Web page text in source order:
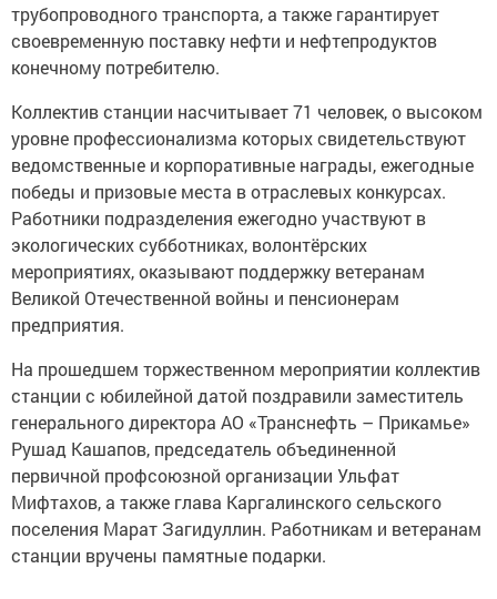
трубопроводного транспорта, а также гарантирует
своевременную поставку нефти и нефтепродуктов
конечному потребителю.
Коллектив станции насчитывает 71 человек, о высоком
уровне профессионализма которых свидетельствуют
ведомственные и корпоративные награды, ежегодные
победы и призовые места в отраслевых конкурсах.
Работники подразделения ежегодно участвуют в
экологических субботниках, волонтёрских
мероприятиях, оказывают поддержку ветеранам
Великой Отечественной войны и пенсионерам
предприятия.
На прошедшем торжественном мероприятии коллектив
станции с юбилейной датой поздравили заместитель
генерального директора АО «Транснефть – Прикамье»
Рушад Кашапов, председатель объединенной
первичной профсоюзной организации Ульфат
Мифтахов, а также глава Каргалинского сельского
поселения Марат Загидуллин. Работникам и ветеранам
станции вручены памятные подарки.